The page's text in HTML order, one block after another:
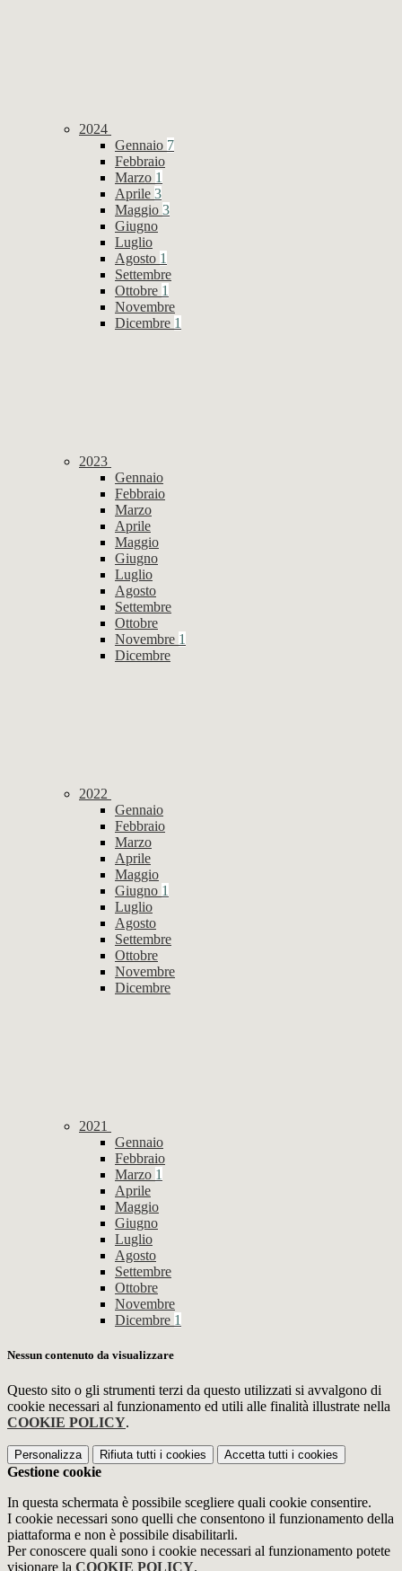
2024
Gennaio 7
Febbraio
Marzo 1
Aprile 3
Maggio 3
Giugno
Luglio
Agosto 1
Settembre
Ottobre 1
Novembre
Dicembre 1
2023
Gennaio
Febbraio
Marzo
Aprile
Maggio
Giugno
Luglio
Agosto
Settembre
Ottobre
Novembre 1
Dicembre
2022
Gennaio
Febbraio
Marzo
Aprile
Maggio
Giugno 1
Luglio
Agosto
Settembre
Ottobre
Novembre
Dicembre
2021
Gennaio
Febbraio
Marzo 1
Aprile
Maggio
Giugno
Luglio
Agosto
Settembre
Ottobre
Novembre
Dicembre 1
Nessun contenuto da visualizzare
Questo sito o gli strumenti terzi da questo utilizzati si avvalgono di
cookie necessari al funzionamento ed utili alle finalità illustrate nella
COOKIE POLICY.
Personalizza Rifiuta tutti i cookies Accetta tutti i cookies
Gestione cookie
In questa schermata è possibile scegliere quali cookie consentire.
I cookie necessari sono quelli che consentono il funzionamento della
piattaforma e non è possibile disabilitarli.
Per conoscere quali sono i cookie necessari al funzionamento potete
visionare la COOKIE POLICY.